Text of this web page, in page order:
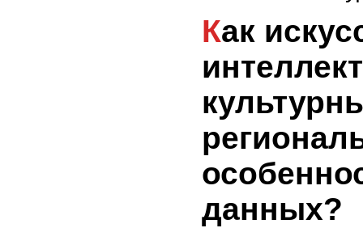
Как искусственный
данных?